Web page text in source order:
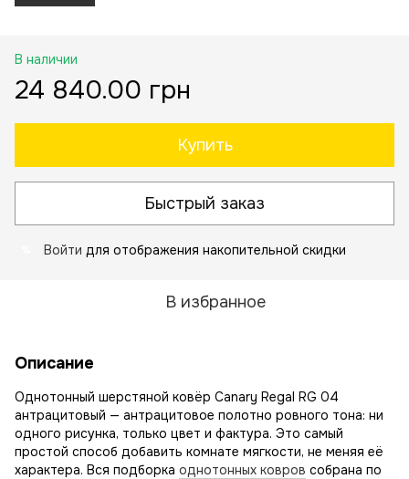
В наличии
24 840.00 грн
Купить
Быстрый заказ
Войти для отображения накопительной скидки
В избранное
Описание
Однотонный шерстяной ковёр Canary Regal RG 04
антрацитовый — антрацитовое полотно ровного тона: ни
одного рисунка, только цвет и фактура. Это самый
простой способ добавить комнате мягкости, не меняя её
характера. Вся подборка однотонных ковров собрана по